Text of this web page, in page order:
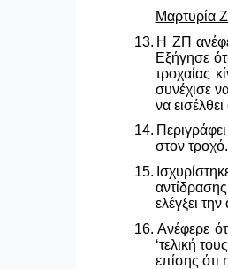
Μαρτυρία
13. Η ΖΠ
Εξήγησε
τροχαίας
συνέχισε
να
14.
στον
15.
ελέγξει
16. Ανέφερε
‘τελική
επίσης ότι